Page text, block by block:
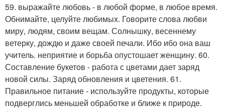
59. выражайте любовь - в любой форме, в любое время.
Обнимайте, целуйте любимых. Говорите слова любви
миру, людям, своим вещам. Солнышку, весеннему
ветерку, дождю и даже своей печали. Ибо ибо она ваш
учитель. неприятие и борьба опустошает женщину. 60.
Составление букетов - работа с цветами дает заряд
новой силы. Заряд обновления и цветения. 61.
Правильное питание - используйте продукты, которые
подверглись меньшей обработке и ближе к природе.